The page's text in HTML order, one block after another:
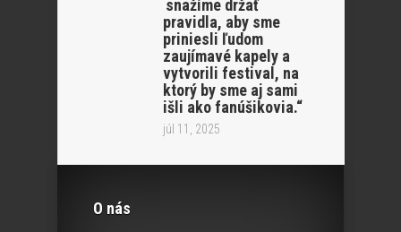
snažíme držať
pravidla, aby sme
priniesli ľudom
zaujímavé kapely a
vytvorili festival, na
ktorý by sme aj sami
išli ako fanúšikovia.“
júl 11, 2025
O nás